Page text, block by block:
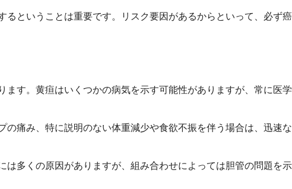
ということは重要です。リスク要因があるからといって、必ず癌
す。黄疸はいくつかの病気を示す可能性がありますが、常に医学
痛み、特に説明のない体重減少や食欲不振を伴う場合は、迅速な
多くの原因がありますが、組み合わせによっては胆管の問題を示